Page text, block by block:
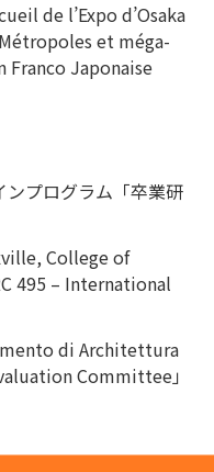
de l’Expo d’Osaka
et méga-
Franco Japonaise
プログラム「卒業研
College of
495 – International
di Architettura
Committee」